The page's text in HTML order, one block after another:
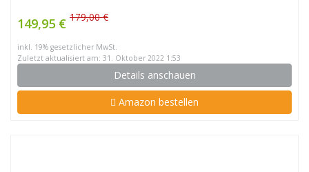
149,95 € 179,00 €
inkl. 19% gesetzlicher MwSt.
Zuletzt aktualisiert am: 31. Oktober 2022 1:53
Details anschauen
Amazon bestellen